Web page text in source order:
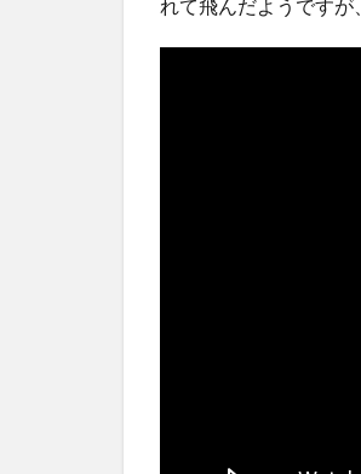
ｗｗ (5/20)
れて飛んだようですが